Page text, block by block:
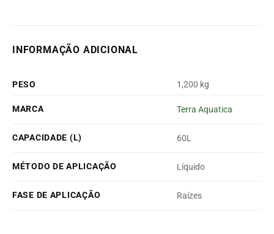
INFORMAÇÃO ADICIONAL
PESO 1,200 kg
MARCA Terra Aquatica
CAPACIDADE (L) 60L
MÉTODO DE APLICAÇÃO Líquido
FASE DE APLICAÇÃO Raízes